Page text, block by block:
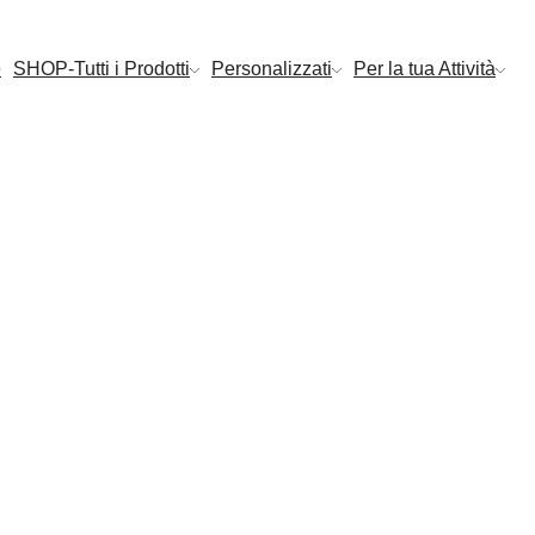
SHOP-Tutti i Prodotti Personalizzati Per la tua Attività